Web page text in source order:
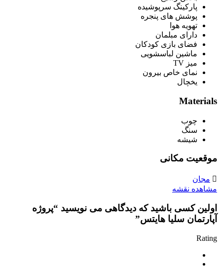
پارکینگ سرپوشیده
پوشش های پنجره
تهویه هوا
دارای مبلمان
فضای بازی کودکان
ماشین لباسشویی
میز TV
نمای خاص بیرون
یخچال
Materials
چوب
سنگ
شیشه
موقعیت مکانی
مجان
مشاهده نقشه
اولین کسی باشید که دیدگاهی می نویسید “پروژه
آپارتمان سلیا هایتس”
Rating